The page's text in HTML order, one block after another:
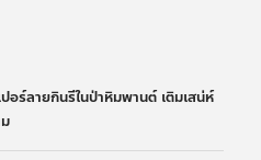
อร์ลายกินรีในป่าหิมพานต์ เติมเสน่ห์